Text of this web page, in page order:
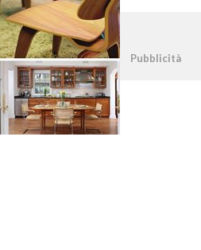
03338800984 Pubblicità